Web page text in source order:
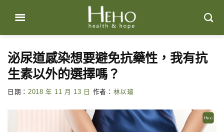
content
泌尿道感染想要避免抗藥性，我有抗
生素以外的選擇嗎？
日期： 2018 年 11 月 13 日 作者： 林以璿